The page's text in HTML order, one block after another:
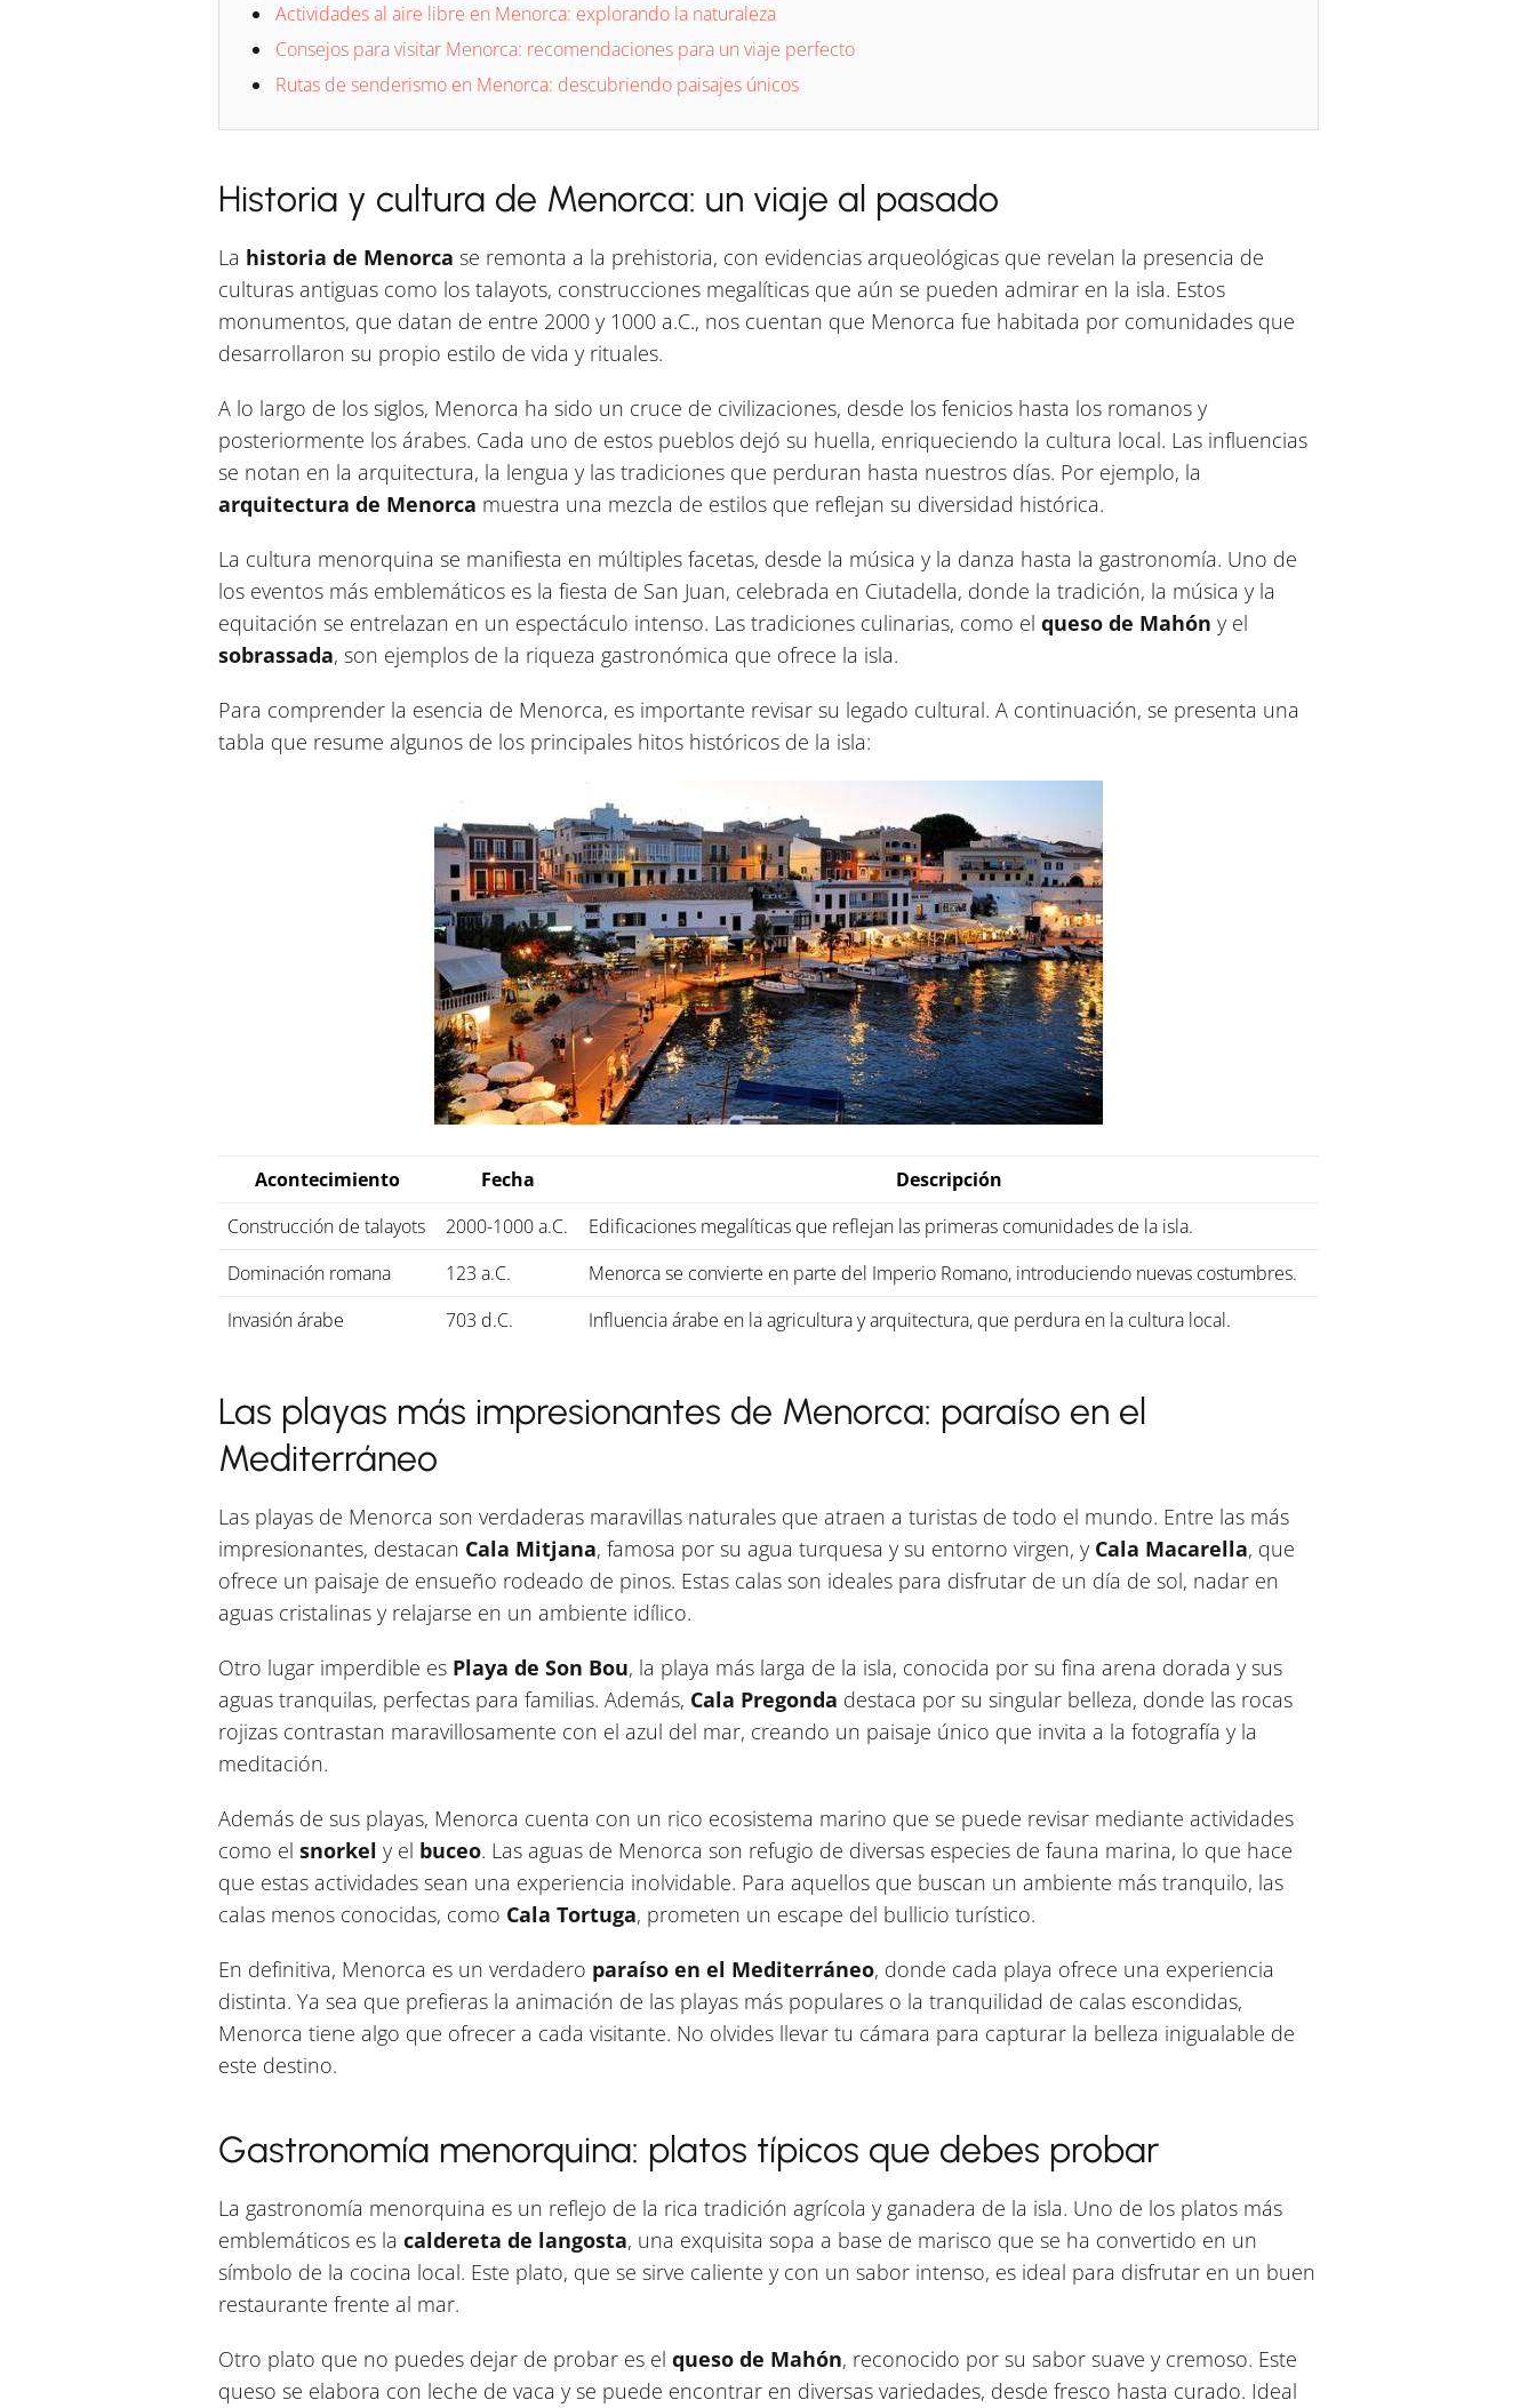
Actividades al aire libre en Menorca: explorando la naturaleza
Consejos para visitar Menorca: recomendaciones para un viaje perfecto
Rutas de senderismo en Menorca: descubriendo paisajes únicos
Historia y cultura de Menorca: un viaje al pasado
La historia de Menorca se remonta a la prehistoria, con evidencias arqueológicas que revelan la presencia de
culturas antiguas como los talayots, construcciones megalíticas que aún se pueden admirar en la isla. Estos
monumentos, que datan de entre 2000 y 1000 a.C., nos cuentan que Menorca fue habitada por comunidades que
desarrollaron su propio estilo de vida y rituales.
A lo largo de los siglos, Menorca ha sido un cruce de civilizaciones, desde los fenicios hasta los romanos y
posteriormente los árabes. Cada uno de estos pueblos dejó su huella, enriqueciendo la cultura local. Las influencias
se notan en la arquitectura, la lengua y las tradiciones que perduran hasta nuestros días. Por ejemplo, la
arquitectura de Menorca muestra una mezcla de estilos que reflejan su diversidad histórica.
La cultura menorquina se manifiesta en múltiples facetas, desde la música y la danza hasta la gastronomía. Uno de
los eventos más emblemáticos es la fiesta de San Juan, celebrada en Ciutadella, donde la tradición, la música y la
equitación se entrelazan en un espectáculo intenso. Las tradiciones culinarias, como el queso de Mahón y el
sobrassada, son ejemplos de la riqueza gastronómica que ofrece la isla.
Para comprender la esencia de Menorca, es importante revisar su legado cultural. A continuación, se presenta una
tabla que resume algunos de los principales hitos históricos de la isla:
Acontecimiento Fecha
Descripción
Construcción de talayots
2000-1000 a.C.
Edificaciones megalíticas que reflejan las primeras comunidades de la isla.
Dominación romana
123 a.C.
Menorca se convierte en parte del Imperio Romano, introduciendo nuevas costumbres.
Invasión árabe
703 d.C. Influencia árabe en la agricultura y arquitectura, que perdura en la cultura local.
Las playas más impresionantes de Menorca: paraíso en el
Mediterráneo
Las playas de Menorca son verdaderas maravillas naturales que atraen a turistas de todo el mundo. Entre las más
impresionantes, destacan Cala Mitjana, famosa por su agua turquesa y su entorno virgen, y Cala Macarella, que
ofrece un paisaje de ensueño rodeado de pinos. Estas calas son ideales para disfrutar de un día de sol, nadar en
aguas cristalinas y relajarse en un ambiente idílico.
Otro lugar imperdible es Playa de Son Bou, la playa más larga de la isla, conocida por su fina arena dorada y sus
aguas tranquilas, perfectas para familias. Además, Cala Pregonda destaca por su singular belleza, donde las rocas
rojizas contrastan maravillosamente con el azul del mar, creando un paisaje único que invita a la fotografía y la
meditación.
Además de sus playas, Menorca cuenta con un rico ecosistema marino que se puede revisar mediante actividades
como el snorkel y el buceo. Las aguas de Menorca son refugio de diversas especies de fauna marina, lo que hace
que estas actividades sean una experiencia inolvidable. Para aquellos que buscan un ambiente más tranquilo, las
calas menos conocidas, como Cala Tortuga, prometen un escape del bullicio turístico.
En definitiva, Menorca es un verdadero paraíso en el Mediterráneo, donde cada playa ofrece una experiencia
distinta. Ya sea que prefieras la animación de las playas más populares o la tranquilidad de calas escondidas,
Menorca tiene algo que ofrecer a cada visitante. No olvides llevar tu cámara para capturar la belleza inigualable de
este destino.
Gastronomía menorquina: platos típicos que debes probar
La gastronomía menorquina es un reflejo de la rica tradición agrícola y ganadera de la isla. Uno de los platos más
emblemáticos es la caldereta de langosta, una exquisita sopa a base de marisco que se ha convertido en un
símbolo de la cocina local. Este plato, que se sirve caliente y con un sabor intenso, es ideal para disfrutar en un buen
restaurante frente al mar.
Otro plato que no puedes dejar de probar es el queso de Mahón, reconocido por su sabor suave y cremoso. Este
queso se elabora con leche de vaca y se puede encontrar en diversas variedades, desde fresco hasta curado. Ideal